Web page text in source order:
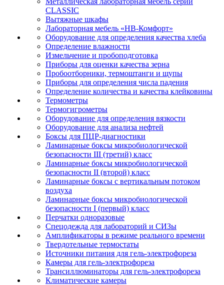
CLASSIC
Вытяжные шкафы
Лабораторная мебель «НВ-Комфорт»
Оборудование для определения качества хлеба
Определение влажности
Измельчение и пробоподготовка
Приборы для оценки качества зерна
Пробоотборники, термоштанги и щупы
Приборы для определения числа падения
Определение количества и качества клейковины
Термометры
Термогигрометры
Оборудование для определения вязкости
Оборудование для анализа нефтей
Боксы для ПЦР-диагностики
Ламинарные боксы микробиологической
безопасности III (третий) класс
Ламинарные боксы микробиологической
безопасности II (второй) класс
Ламинарные боксы с вертикальным потоком
воздуха
Ламинарные боксы микробиологической
безопасности I (первый) класс
Перчатки одноразовые
Спецодежда для лабораторий и СИЗы
Амплификаторы в режиме реального времени
Твердотельные термостаты
Источники питания для гель-электрофореза
Камеры для гель-электрофореза
Трансиллюминаторы для гель-электрофореза
Климатические камеры